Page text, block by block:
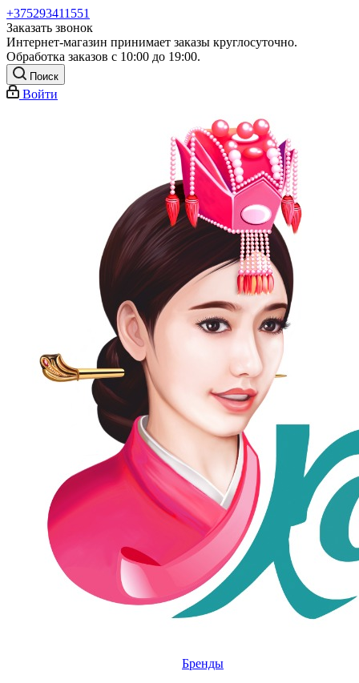
+375293411551
Заказать звонок
Интернет-магазин принимает заказы круглосуточно.
Обработка заказов с 10:00 до 19:00.
Поиск
Войти
Бренды